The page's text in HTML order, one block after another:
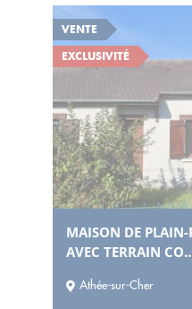
VENTE
EXCLUSIVITÉ
MAISON DE PLAIN-
AVEC TERRAIN
Athée-sur-Cher